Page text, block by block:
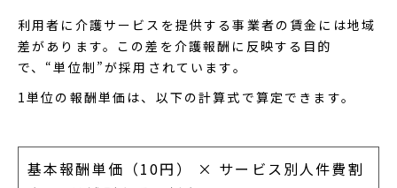
利用者に介護サービスを提供する事業者の賃金には地域
差があります。この差を介護報酬に反映する目的
で、“単位制”が採用されています。
1単位の報酬単価は、以下の計算式で算定できます。
基本報酬単価（10円） × サービス別人件費割